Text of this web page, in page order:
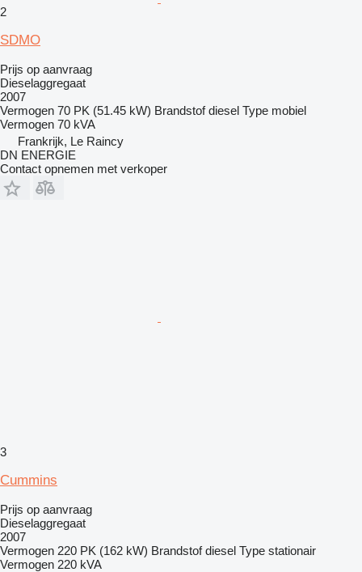
2
SDMO
Prijs op aanvraag
Dieselaggregaat
2007
Vermogen 70 PK (51.45 kW) Brandstof diesel Type mobiel
Vermogen 70 kVA
Frankrijk, Le Raincy
DN ENERGIE
Contact opnemen met verkoper
3
Cummins
Prijs op aanvraag
Dieselaggregaat
2007
Vermogen 220 PK (162 kW) Brandstof diesel Type stationair
Vermogen 220 kVA